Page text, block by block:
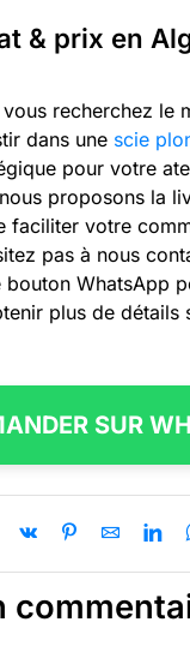
& prix en
recherchez le
dans une scie
pour votre
proposons la
faciliter votre
pas à nous
WhatsApp
plus de détails
SUR